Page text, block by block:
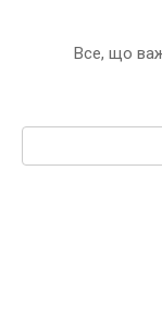
Все, що
Пошук: